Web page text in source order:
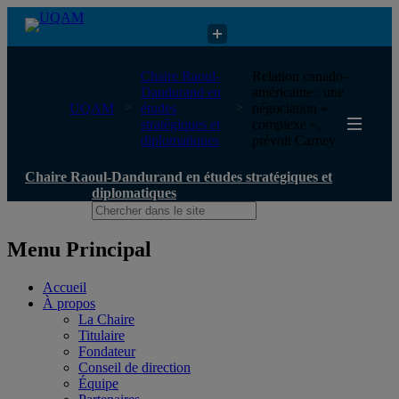
Chaire Raoul-Dandurand en études stratégiques et diplomatiques
UQAM
Chaire Raoul-
Dandurand en
études
stratégiques et
diplomatiques
Relation canado-
américaine : une
négociation «
complexe »,
prévoit Carney
Chaire Raoul-Dandurand en études stratégiques et
diplomatiques
Menu Principal
Accueil
À propos
La Chaire
Titulaire
Fondateur
Conseil de direction
Équipe